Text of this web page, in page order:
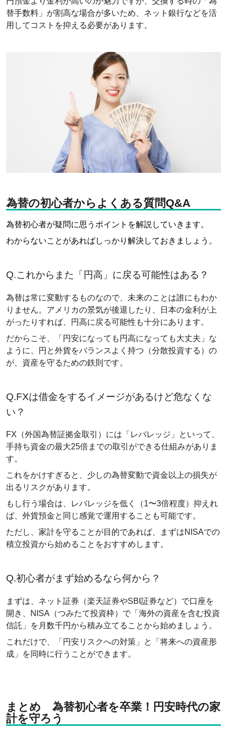
替手数料」が割高な場合が多いため、ネット銀行などを活
用してコストを抑える必要があります。
為替の初心者からよくある質問Q&A
為替初心者が疑問に思うポイントを解説していきます。
わからないことがあればしっかり解決しておきましょう。
Q.これからまた「円高」に戻る可能性はある？
為替は常に変動するものなので、未来のことは誰にもわか
りません。アメリカの景気が後退したり、日本の金利が上
がったりすれば、円高に戻る可能性も十分にあります。
だからこそ、「円安になっても円高になっても大丈夫」な
ように、円と外貨をバランスよく持つ（分散投資する）の
が、資産を守るための鉄則です。
Q.FXは借金をするイメージがあるけど危なくな
い？
FX（外国為替証拠金取引）には「レバレッジ」といって、
手持ち資金の最大25倍までの取引ができる仕組みがありま
す。
これをかけすぎると、少しの為替変動で資金以上の損失が
出るリスクがあります。
もし行う場合は、レバレッジを低く（1〜3倍程度）抑えれ
ば、外貨預金と同じ感覚で運用することも可能です。
ただし、家計を守ることが目的であれば、まずはNISAでの
積立投資から始めることをおすすめします。
Q.初心者がまず始めるなら何から？
まずは、ネット証券（楽天証券やSBI証券など）で口座を
開き、NISA（つみたて投資枠）で「海外の資産を含む投資
信託」を月数千円から積み立てることから始めましょう。
これだけで、「円安リスクへの対策」と「将来への資産形
成」を同時に行うことができます。
まとめ 為替初心者を卒業！円安時代の家
計を守ろう